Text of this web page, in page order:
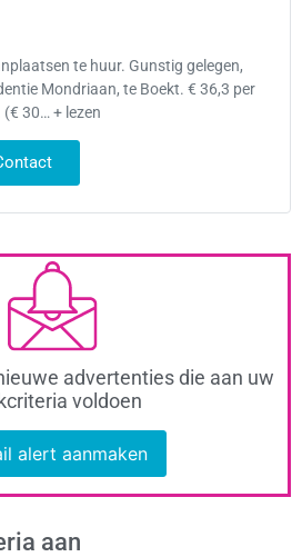
te huur. Gunstig gelegen,
Mondriaan, te Boekt. € 36,3 per
30… + lezen
advertenties die aan uw
voldoen
alert aanmaken
aan